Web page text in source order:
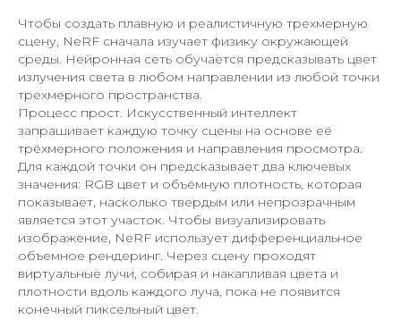
Чтобы создать плавную и реалистичную трехмерную
сцену, NeRF сначала изучает физику окружающей
среды. Нейронная сеть обучается предсказывать цвет
излучения света в любом направлении из любой точки
трехмерного пространства.
Процесс прост. Искусственный интеллект
запрашивает каждую точку сцены на основе её
трёхмерного положения и направления просмотра.
Для каждой точки он предсказывает два ключевых
значения: RGB цвет и объёмную плотность, которая
показывает, насколько твердым или непрозрачным
является этот участок. Чтобы визуализировать
изображение, NeRF использует дифференциальное
объемное рендеринг. Через сцену проходят
виртуальные лучи, собирая и накапливая цвета и
плотности вдоль каждого луча, пока не появится
конечный пиксельный цвет.